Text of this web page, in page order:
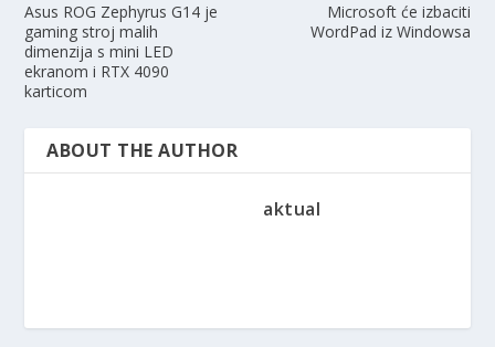
Asus ROG Zephyrus G14 je
gaming stroj malih
dimenzija s mini LED
ekranom i RTX 4090
karticom
Microsoft će izbaciti
WordPad iz Windowsa
ABOUT THE AUTHOR
aktual